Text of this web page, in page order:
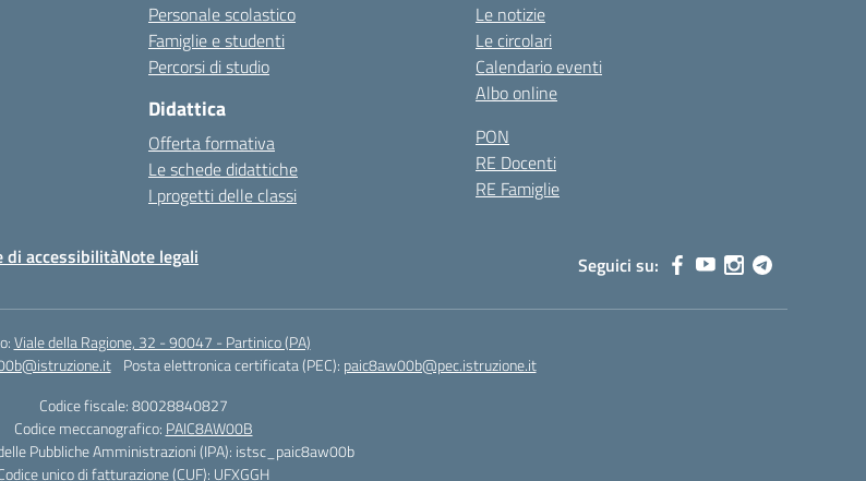
Personale scolastico
Famiglie e studenti
Percorsi di studio
Didattica
Offerta formativa
Le schede didattiche
I progetti delle classi
Le notizie
Le circolari
Calendario eventi
Albo online
PON
RE Docenti
RE Famiglie
di accessibilitàNote legali Seguici su:
Viale della Ragione, 32 - 90047 - Partinico (PA)
Posta elettronica certificata (PEC): paic8aw00b@pec.istruzione.it
Codice fiscale: 80028840827
Codice meccanografico: PAIC8AW00B
Pubbliche Amministrazioni (IPA): istsc_paic8aw00b
unico di fatturazione (CUF): UFXGGH